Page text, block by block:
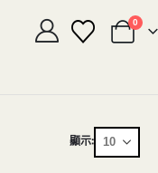
0
顯示: